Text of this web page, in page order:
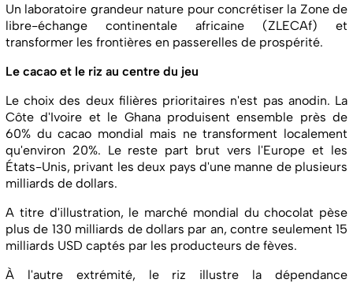
Un laboratoire grandeur nature pour concrétiser la Zone de
libre-échange continentale africaine (ZLECAf) et
transformer les frontières en passerelles de prospérité.
Le cacao et le riz au centre du jeu
Le choix des deux filières prioritaires n'est pas anodin. La
Côte d'Ivoire et le Ghana produisent ensemble près de
60% du cacao mondial mais ne transforment localement
qu'environ 20%. Le reste part brut vers l'Europe et les
États-Unis, privant les deux pays d'une manne de plusieurs
milliards de dollars.
A titre d'illustration, le marché mondial du chocolat pèse
plus de 130 milliards de dollars par an, contre seulement 15
milliards USD captés par les producteurs de fèves.
À l'autre extrémité, le riz illustre la dépendance